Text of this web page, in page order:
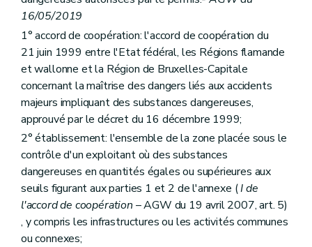
Annexe
Annexe
Annexe
Annexe
16/05/2019
1° accord de coopération: l'accord de coopération du
21 juin 1999 entre l'Etat fédéral, les Régions flamande
et wallonne et la Région de Bruxelles-Capitale
concernant la maîtrise des dangers liés aux accidents
majeurs impliquant des substances dangereuses,
approuvé par le décret du 16 décembre 1999;
2° établissement: l'ensemble de la zone placée sous le
contrôle d'un exploitant où des substances
dangereuses en quantités égales ou supérieures aux
seuils figurant aux parties 1 et 2 de l'annexe (I de
l'accord de coopération – AGW du 19 avril 2007, art. 5)
, y compris les infrastructures ou les activités communes
ou connexes;